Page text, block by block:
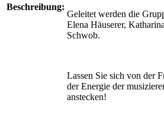
Beschreibung:
Geleitet werden die
Elena Häuserer,
Schwob.
Lassen Sie sich von der
der Energie der
anstecken!